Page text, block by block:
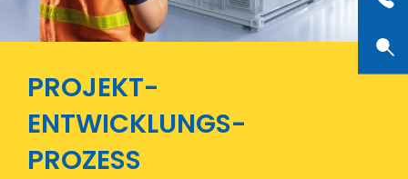
PROJEKT-
ENTWICKLUNGS-
PROZESS